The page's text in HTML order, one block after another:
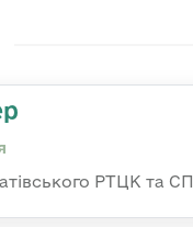
РТЦК та СП